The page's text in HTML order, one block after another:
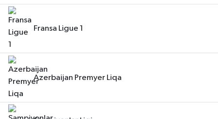
Fransa Ligue 1
Azerbaijan Premyer Liqa